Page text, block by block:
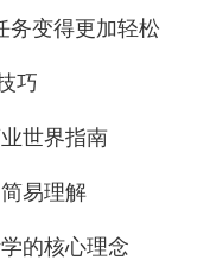
务变得更加轻松
巧
世界指南
易理解
的核心理念